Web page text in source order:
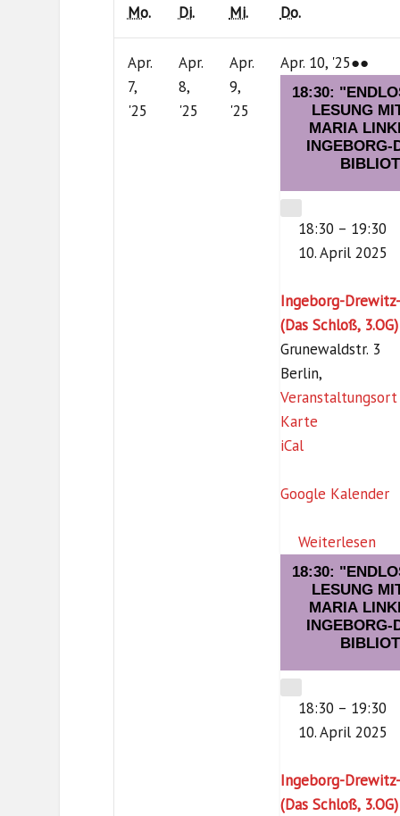
Mo.Montag
Di.Dienstag
Mi.Mittwoch
Do.Donnerstag
Apr.
7,
'25
Apr.
8,
'25
Apr.
9,
'25
Apr. 10, '2510.
April
2025
●●(3
18:30:
LESUNG
MARIA
INGEBORG-
CLOSE
18:30 – 19:30
10. April 2025
Ingeborg-
(Das Schloß, 3.OG)
Grunewaldstr. 3
Berlin,
Veranstaltungsort
KarteI
e
o
r
g
-
D
w
i
z
-
iCal
Google Kalender
Weiterlesen
18:30:
LESUNG
MARIA
INGEBORG-
CLOSE
18:30 – 19:30
10. April 2025
Ingeborg-
(Das Schloß, 3.OG)